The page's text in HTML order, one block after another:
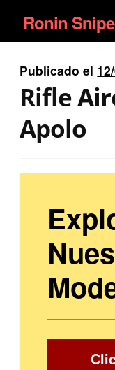
Ir
a
la
navegación
Ir
al
contenido
Ronin
EQUIPAMIENTO
PISTOLAS
Publicado el
Rifle
Apolo